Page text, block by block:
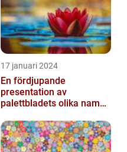
17 januari 2024
En fördjupande
presentation av
palettbladets olika namn